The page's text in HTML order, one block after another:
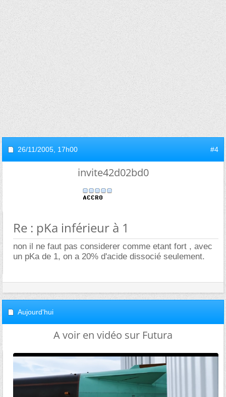
26/11/2005, 17h00 #4
invite42d02bd0
Re : pKa inférieur à 1
non il ne faut pas considerer comme etant fort , avec
un pKa de 1, on a 20% d'acide dissocié seulement.
Aujourd'hui
A voir en vidéo sur Futura